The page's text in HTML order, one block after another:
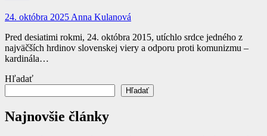
24. októbra 2025Anna Kulanová
Pred desiatimi rokmi, 24. októbra 2015, utíchlo srdce jedného z
najväčších hrdinov slovenskej viery a odporu proti komunizmu –
kardinála…
Hľadať
Hľadať
Najnovšie články